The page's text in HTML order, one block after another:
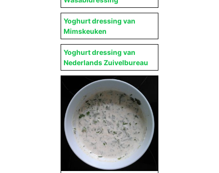
Yoghurt dressing van
Mimskeuken
Yoghurt dressing van
Nederlands Zuivelbureau